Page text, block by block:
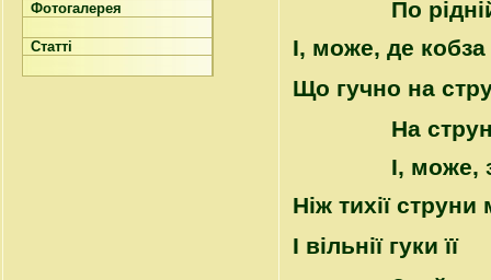
Фотогалерея
Статті
По
І, може, де
Що гучно на
На
І, може,
Ніж тихії струни
І вільнії гуки її